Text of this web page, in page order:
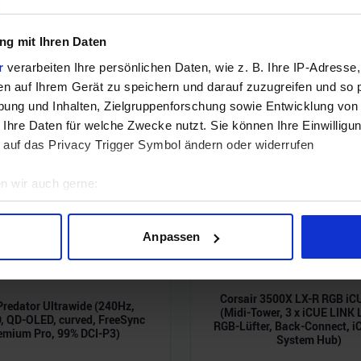
mit Ihren Daten
verarbeiten Ihre persönlichen Daten, wie z. B. Ihre IP-
auf Ihrem Gerät zu speichern und darauf zuzugreifen und so
und Inhalten, Zielgruppenforschung sowie Entwicklung
Daten für welche Zwecke nutzt. Sie können Ihre
das Privacy Trigger Symbol ändern oder widerrufen
wir auch gerne:
Lage erfassen, welche bis auf einige Meter genau
Ihre persönlichen Daten verarbeitet werden, und legen Sie
und Anzeigen zu personalisieren, Funktionen für soziale
zu analysieren. Außerdem geben wir Informationen zu
soziale Medien, Werbung und Analysen weiter. Unsere
Anpassen
wieviel fps durchschnittlich
Ultrawide (240Hz,
QD-OLED, curved, FreeSync
Pro, 99% DCI-P3)
Corsair 3500X LX-R RGB
(Midi-Tower, 3 x iCUE LINK
RGB-Lüfter, Back-Connect,
System Hub)